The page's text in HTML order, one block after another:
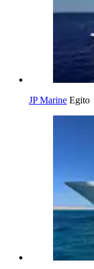
JP Marine Egito